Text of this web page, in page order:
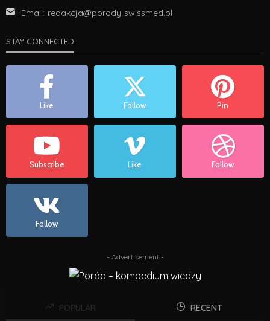
Email: redakcja@porody-swissmed.pl
STAY CONNECTED
Like Follow Pin
Subscribe Like Follow
Follow
- Advertisement -
POPULAR RECENT